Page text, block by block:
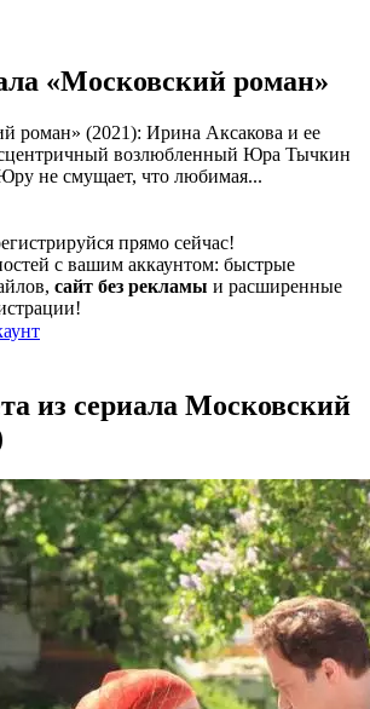
«Московский роман»
роман» (2021): Ирина Аксакова и ее
возлюбленный Юра Тычкин
не смущает, что любимая...
прямо сейчас!
с вашим аккаунтом: быстрые
сайт без рекламы и расширенные
из сериала Московский